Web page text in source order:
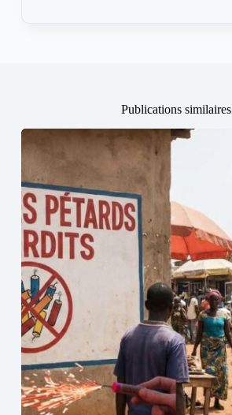
Publications similaires